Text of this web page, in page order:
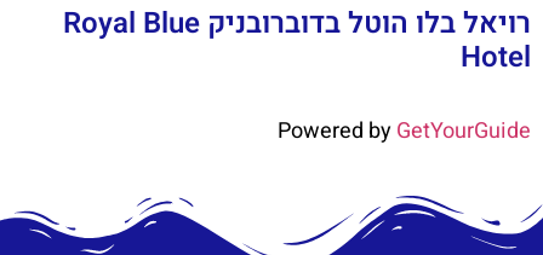
רויאל בלו הוטל בדוברובניק Royal Blue
Hotel
Powered byGetYourGuide